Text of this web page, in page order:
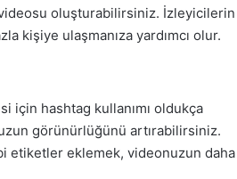
oluşturabilirsiniz. İzleyicilerin
kişiye ulaşmanıza yardımcı olur.
için hashtag kullanımı oldukça
görünürlüğünü artırabilirsiniz.
etiketler eklemek, videonuzun daha